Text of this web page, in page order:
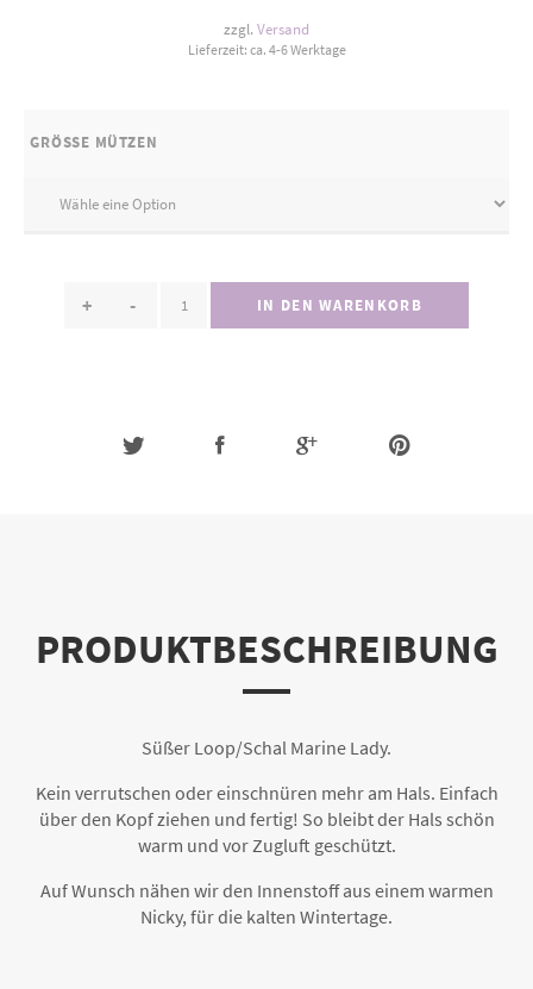
zzgl. Versand
Lieferzeit: ca. 4-6 Werktage
GRÖSSE MÜTZEN
+ - IN DEN WARENKORB
PRODUKTBESCHREIBUNG
Süßer Loop/Schal Marine Lady.
Kein verrutschen oder einschnüren mehr am Hals. Einfach
über den Kopf ziehen und fertig! So bleibt der Hals schön
warm und vor Zugluft geschützt.
Auf Wunsch nähen wir den Innenstoff aus einem warmen
Nicky, für die kalten Wintertage.